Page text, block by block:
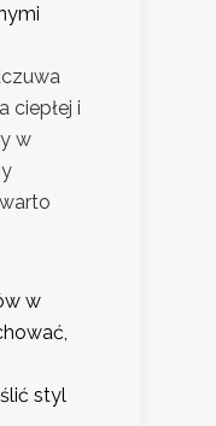
ciepłej i
w
w
styl